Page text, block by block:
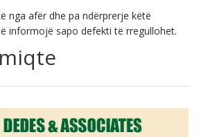
nga afër dhe pa ndërprerje këtë
informojë sapo defekti të rregullohet.